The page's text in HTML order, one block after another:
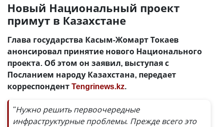
Новый Национальный проект
примут в Казахстане
Глава государства Касым-Жомарт Токаев
анонсировал принятие нового Национального
проекта. Об этом он заявил, выступая с
Посланием народу Казахстана, передает
корреспондентTengrinews.kz.
"Нужно решить первоочередные
инфраструктурные проблемы. Прежде всего это